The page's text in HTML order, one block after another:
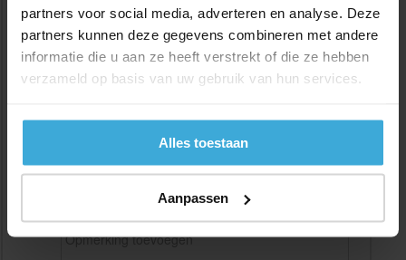
partners voor social media, adverteren en analyse. Deze
partners kunnen deze gegevens combineren met andere
informatie die u aan ze heeft verstrekt of die ze hebben
verzameld op basis van uw gebruik van hun services.
Alles toestaan
Aanpassen
+/- 2 mm lengtetolerantie
Materiaalkosten
Alle bedragen zijn excl. 21% BTW